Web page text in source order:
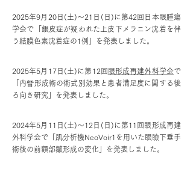
2025年9月20日(土)〜21日(日)に第42回日本眼腫瘍
学会で「銀皮症が疑われた上皮下メラニン沈着を伴
う結膜色素沈着症の1例」を発表しました。
2025年5月17日(土)に第12回 眼形成再建外科学会で
「内眥形成術の術式別効果と患者満足度に関する後
ろ向き研究」を発表しました。
2024年5月11日(土)～12日(日)に第11回眼形成再建
外科学会で「肌分析機NeoVoir1を用いた眼瞼下垂手
術後の前額部皺形成の変化」を発表しました。